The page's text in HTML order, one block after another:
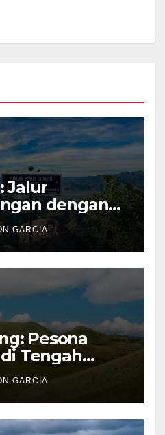
Jalur
dengan
GARCIA
Pesona
Tengah
GARCIA